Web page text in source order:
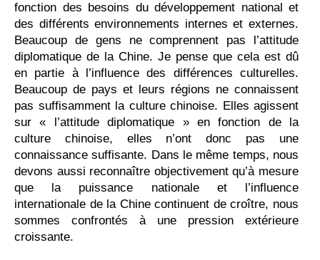
fonction des besoins du développement national et
des différents environnements internes et externes.
Beaucoup de gens ne comprennent pas l’attitude
diplomatique de la Chine. Je pense que cela est dû
en partie à l’influence des différences culturelles.
Beaucoup de pays et leurs régions ne connaissent
pas suffisamment la culture chinoise. Elles agissent
sur « l’attitude diplomatique » en fonction de la
culture chinoise, elles n’ont donc pas une
connaissance suffisante. Dans le même temps, nous
devons aussi reconnaître objectivement qu’à mesure
que la puissance nationale et l’influence
internationale de la Chine continuent de croître, nous
sommes confrontés à une pression extérieure
croissante.